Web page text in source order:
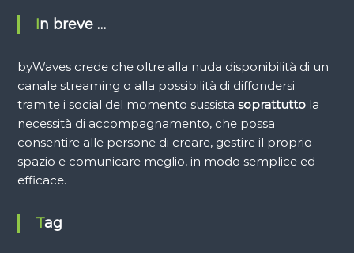
In breve …
byWaves crede che oltre alla nuda disponibilità di un
canale streaming o alla possibilità di diffondersi
tramite i social del momento sussista soprattuttola
necessità di accompagnamento, che possa
consentire alle persone di creare, gestire il proprio
spazio e comunicare meglio, in modo semplice ed
efficace.
Tag